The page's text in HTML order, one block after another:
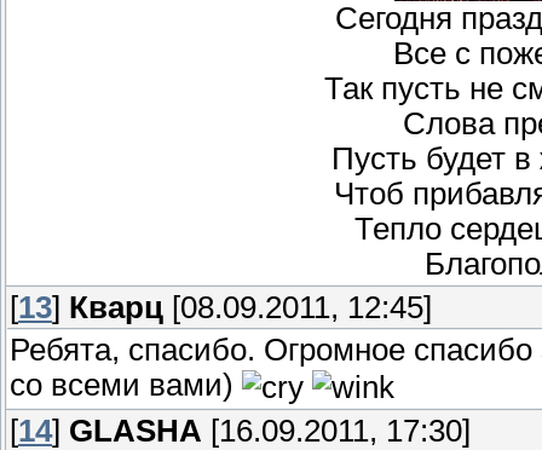
Сегодня
Все с
Так пусть не
Слова
Пусть будет
Чтоб
Тепло
[13] Кварц [08.09.2011, 12:45]
Ребята, спасибо. Огромное
со всеми вами)
[14] GLASHA [16.09.2011, 17:30]